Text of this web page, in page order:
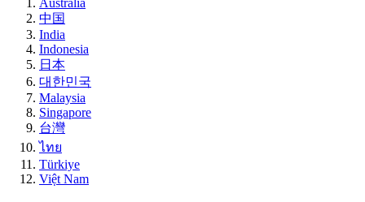
中国
India
Indonesia
日本
대한민국
Malaysia
Singapore
台灣
ไทย
Türkiye
Việt Nam